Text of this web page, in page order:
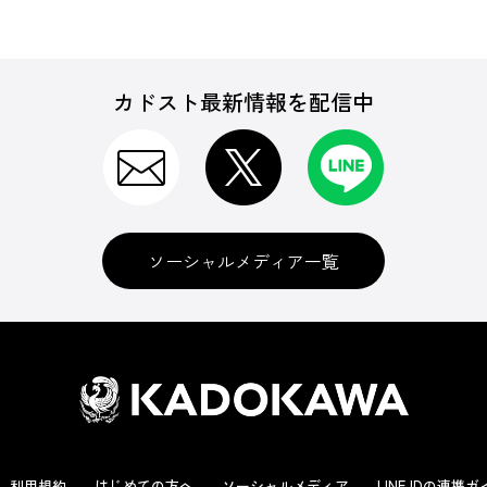
カドスト最新情報を配信中
ソーシャルメディア一覧